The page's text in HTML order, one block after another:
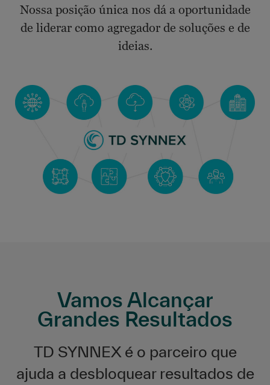
Nossa posição única nos dá a oportunidade
de liderar como agregador de soluções e de
ideias.
Vamos Alcançar
Grandes Resultados
TD SYNNEX é o parceiro que
ajuda a desbloquear resultados de